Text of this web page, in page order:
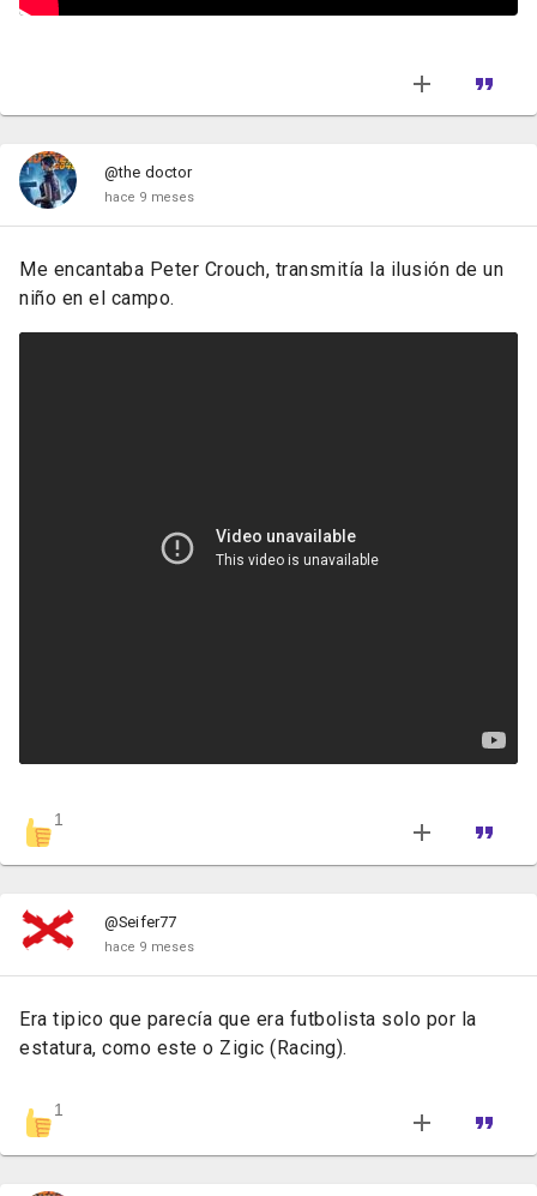
@the doctor
hace 9 meses
Me encantaba Peter Crouch, transmitía la ilusión de un
niño en el campo.
1
@Seifer77
hace 9 meses
Era tipico que parecía que era futbolista solo por la
estatura, como este o Zigic (Racing).
1